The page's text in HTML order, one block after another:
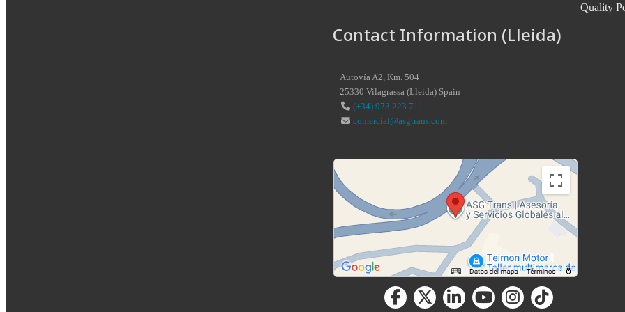
Quality
Contact Information (Lleida)
Autovía A2, Km. 504
25330 Vilagrassa (Lleida) Spain
(+34) 973 223 711
comercial@asgtrans.com